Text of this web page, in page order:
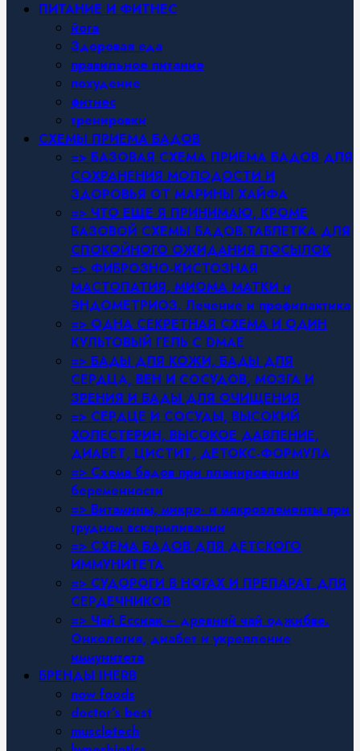
ПИТАНИЕ И ФИТНЕС
йога
Здоровая еда
правильное питание
похудение
фитнес
тренировки
СХЕМЫ ПРИЕМА БАДОВ
=> БАЗОВАЯ СХЕМА ПРИЕМА БАДОВ ДЛЯ
СОХРАНЕНИЯ МОЛОДОСТИ И
ЗДОРОВЬЯ ОТ МАРИНЫ ХАЙФА
=> ЧТО ЕЩЕ Я ПРИНИМАЮ, КРОМЕ
БАЗОВОЙ СХЕМЫ БАДОВ.ТАБЛЕТКА ДЛЯ
СПОКОЙНОГО ОЖИДАНИЯ ПОСЫЛОК
=> ФИБРОЗНО-КИСТОЗНАЯ
МАСТОПАТИЯ, МИОМА МАТКИ и
ЭНДОМЕТРИОЗ. Лечение и профилактика
=> ОДНА СЕКРЕТНАЯ СХЕМА И ОДИН
КУЛЬТОВЫЙ ГЕЛЬ С DMAE
=> БАДЫ ДЛЯ КОЖИ, БАДЫ ДЛЯ
СЕРДЦА, ВЕН И СОСУДОВ, МОЗГА И
ЗРЕНИЯ И БАДЫ ДЛЯ ОЧИЩЕНИЯ
=> СЕРДЦЕ И СОСУДЫ, ВЫСОКИЙ
ХОЛЕСТЕРИН, ВЫСОКОЕ ДАВЛЕНИЕ,
ДИАБЕТ, ЦИСТИТ, ДЕТОКС-ФОРМУЛА
=> Схема бадов при планировании
беременности
=> Витамины, микро- и макроэлементы при
грудном вскармливании
=> СХЕМА БАДОВ ДЛЯ ДЕТСКОГО
ИММУНИТЕТА
=> СУДОРОГИ В НОГАХ И ПРЕПАРАТ ДЛЯ
СЕРДЕЧНИКОВ
=> Чай Ессиак – древний чай оджибве.
Онкология, диабет и укрепление
иммунитета
БРЕНДЫ IHERB
now foods
doctor’s best
muscletech